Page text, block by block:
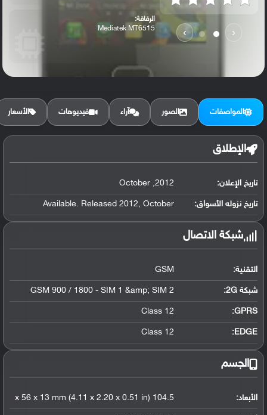
‹
›
الرقاقة:
Mediatek MT6515
الرام / التخزين:
المواصفات الصور آراء فيديوهات الأسعار
الإطلاق
تاريخ الإعلان: 2012, October
تاريخ نزوله الأسواق: Available. Released 2012, October
شبكة الاتصال
التقنية: GSM
شبكة 2G: GSM 900 / 1800 - SIM 1 &amp; SIM 2
GPRS:
Class 12
EDGE:
Class 12
الجسم
الأبعاد: 104.5 x 56 x 13 mm (4.11 x 2.20 x 0.51 in)